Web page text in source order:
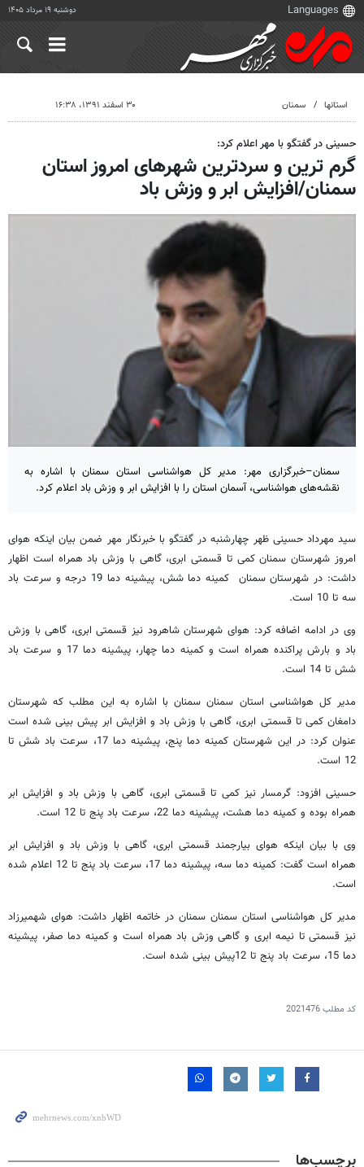
دوشنبه ۱۹ مرداد ۱۴۰۵
استانها سمنان ۳۰ اسفند ۱۳۹۱، ۱۶:۳۸
حسینی در گفتگو با مهر اعلام کرد:
گرم ترین و سردترین شهرهای امروز استان
سمنان/افزایش ابر و وزش باد
سمنان–خبرگزاری مهر: مدیر کل هواشناسی استان سمنان با اشاره به
نقشه‌های هواشناسی، آسمان استان را با افزایش ابر و وزش باد اعلام کرد.
سید مهرداد حسینی ظهر چهارشنبه در گفتگو با خبرنگار مهر ضمن بیان اینکه هوای
امروز شهرستان سمنان کمی تا قسمتی ابری، گاهی با وزش باد همراه است اظهار
داشت: در شهرستان سمنان کمینه دما شش، پیشینه دما 19 درجه و سرعت باد
سه تا 10 است.
وی در ادامه اضافه کرد: هوای شهرستان شاهرود نیز قسمتی ابری، گاهی با وزش
باد و بارش پراکنده همراه است و کمینه دما چهار، پیشینه دما 17 و سرعت باد
شش تا 14 است.
مدیر کل هواشناسی استان سمنان سمنان با اشاره به این مطلب که شهرستان
دامغان کمی تا قسمتی ابری، گاهی با وزش باد و افزایش ابر پیش بینی شده است
عنوان کرد: در این شهرستان کمینه دما پنج، پیشینه دما 17، سرعت باد شش تا
12 است.
حسینی افزود: گرمسار نیز کمی تا قسمتی ابری، گاهی با وزش باد و افزایش ابر
همراه بوده و کمینه دما هشت، پیشینه دما 22، سرعت باد پنج تا 12 است.
وی با بیان اینکه هوای بیارجمند قسمتی ابری، گاهی با وزش باد و افزایش ابر
همراه است گفت: کمینه دما سه، پیشینه دما 17، سرعت باد پنج تا 12 اعلام شده
است.
مدیر کل هواشناسی استان سمنان سمنان در خاتمه اظهار داشت: هوای شهمیرزاد
نیز قسمتی تا نیمه ابری و گاهی وزش باد همراه است و کمینه دما صفر، پیشینه
دما 15، سرعت باد پنج تا 12پیش بینی شده است.
کد مطلب2021476
برچسب‌ها